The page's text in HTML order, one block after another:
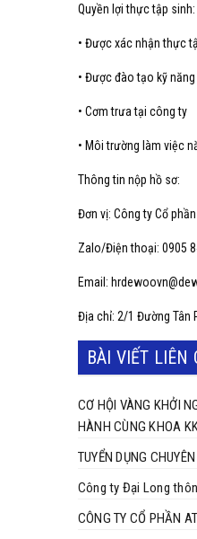
Quyền lợi thực tập sinh:
• Được xác nhận thực
• Được đào tạo kỹ
• Cơm trưa tại công ty
• Môi trường làm việc
Thông tin nộp hồ sơ:
Đơn vị: Công ty Cổ
Zalo/Điện thoại: 0905
Email:
Địa chỉ: 2/1 Đường Tân
BÀI VIẾT LIÊN
CƠ HỘI VÀNG KHỞI
HÀNH CÙNG KHOA
TUYỂN DỤNG
Công ty Đại Long
CÔNG TY CỔ PHẦN